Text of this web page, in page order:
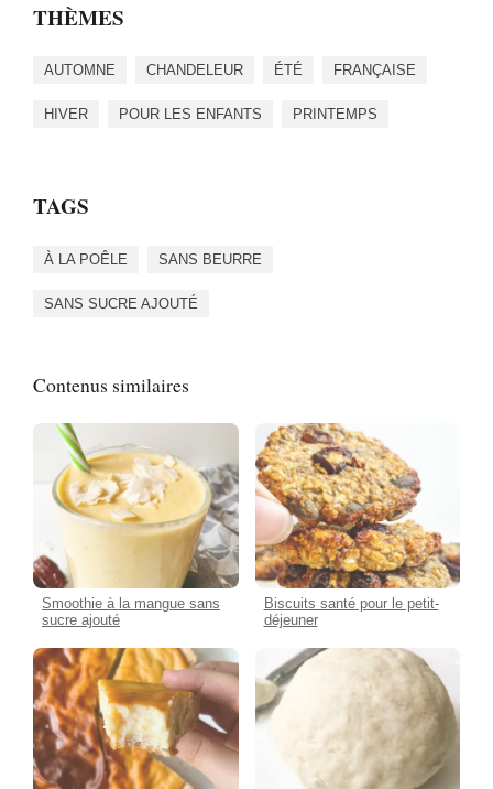
THÈMES
AUTOMNE CHANDELEUR ÉTÉ FRANÇAISE
HIVER POUR LES ENFANTS PRINTEMPS
TAGS
À LA POÊLE SANS BEURRE
SANS SUCRE AJOUTÉ
Contenus similaires
Smoothie à la mangue sans
sucre ajouté
Biscuits santé pour le petit-
déjeuner